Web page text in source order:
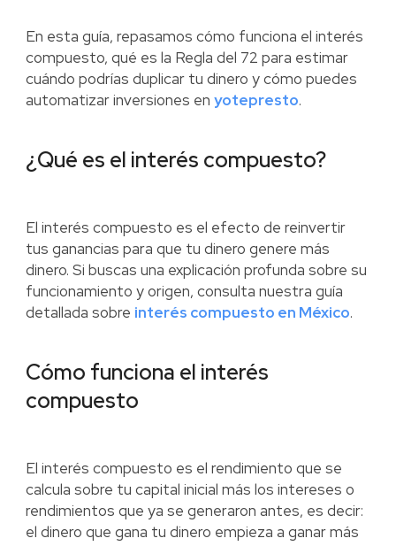
En esta guía, repasamos cómo funciona el interés
compuesto, qué es la Regla del 72 para estimar
cuándo podrías duplicar tu dinero y cómo puedes
automatizar inversiones en yotepresto.
¿Qué es el interés compuesto?
El interés compuesto es el efecto de reinvertir
tus ganancias para que tu dinero genere más
dinero. Si buscas una explicación profunda sobre su
funcionamiento y origen, consulta nuestra guía
detallada sobre interés compuesto en México.
Cómo funciona el interés
compuesto
El interés compuesto es el rendimiento que se
calcula sobre tu capital inicial más los intereses o
rendimientos que ya se generaron antes, es decir:
el dinero que gana tu dinero empieza a ganar más